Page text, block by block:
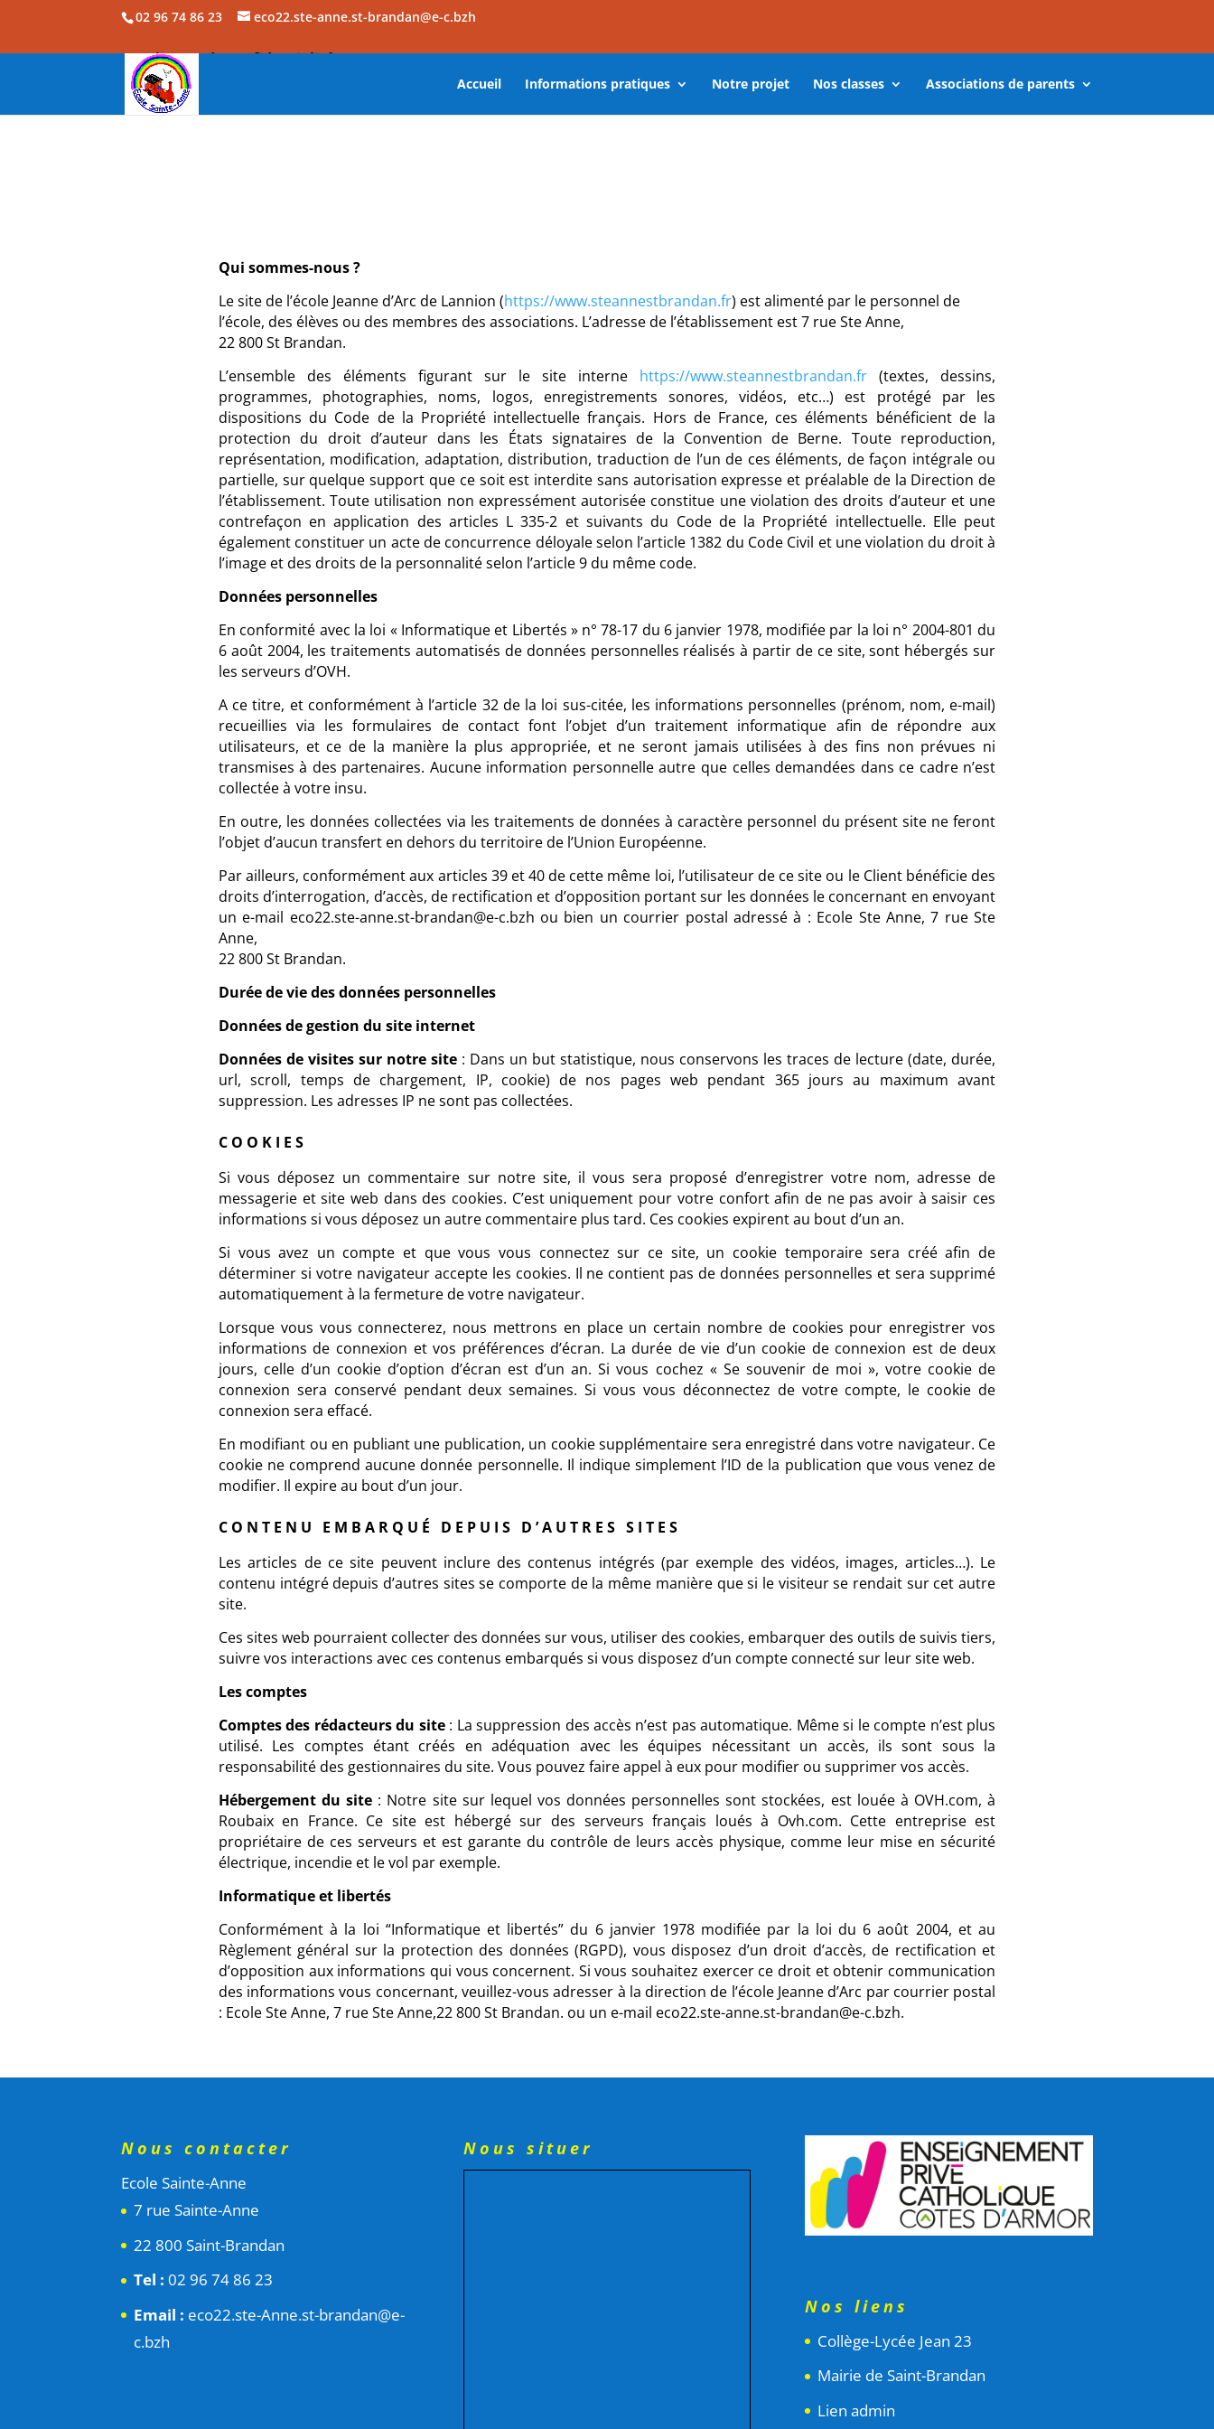
02 96 74 86 23 eco22.ste-anne.st-brandan@e-c.bzh
Accueil Informations pratiques Notre projet Nos classes Associations de parents
Politique de confidentialité
Qui sommes-nous ?
Le site de l’école Jeanne d’Arc de Lannion (https://www.steannestbrandan.fr) est alimenté par le personnel de
l’école, des élèves ou des membres des associations. L’adresse de l’établissement est 7 rue Ste Anne,
22 800 St Brandan.
L’ensemble des éléments figurant sur le site interne https://www.steannestbrandan.fr (textes, dessins,
programmes, photographies, noms, logos, enregistrements sonores, vidéos, etc…) est protégé par les
dispositions du Code de la Propriété intellectuelle français. Hors de France, ces éléments bénéficient de la
protection du droit d’auteur dans les États signataires de la Convention de Berne. Toute reproduction,
représentation, modification, adaptation, distribution, traduction de l’un de ces éléments, de façon intégrale ou
partielle, sur quelque support que ce soit est interdite sans autorisation expresse et préalable de la Direction de
l’établissement. Toute utilisation non expressément autorisée constitue une violation des droits d’auteur et une
contrefaçon en application des articles L 335-2 et suivants du Code de la Propriété intellectuelle. Elle peut
également constituer un acte de concurrence déloyale selon l’article 1382 du Code Civil et une violation du droit à
l’image et des droits de la personnalité selon l’article 9 du même code.
Données personnelles
En conformité avec la loi « Informatique et Libertés » n° 78-17 du 6 janvier 1978, modifiée par la loi n° 2004-801 du
6 août 2004, les traitements automatisés de données personnelles réalisés à partir de ce site, sont hébergés sur
les serveurs d’OVH.
A ce titre, et conformément à l’article 32 de la loi sus-citée, les informations personnelles (prénom, nom, e-mail)
recueillies via les formulaires de contact font l’objet d’un traitement informatique afin de répondre aux
utilisateurs, et ce de la manière la plus appropriée, et ne seront jamais utilisées à des fins non prévues ni
transmises à des partenaires. Aucune information personnelle autre que celles demandées dans ce cadre n’est
collectée à votre insu.
En outre, les données collectées via les traitements de données à caractère personnel du présent site ne feront
l’objet d’aucun transfert en dehors du territoire de l’Union Européenne.
Par ailleurs, conformément aux articles 39 et 40 de cette même loi, l’utilisateur de ce site ou le Client bénéficie des
droits d’interrogation, d’accès, de rectification et d’opposition portant sur les données le concernant en envoyant
un e-mail eco22.ste-anne.st-brandan@e-c.bzh ou bien un courrier postal adressé à : Ecole Ste Anne, 7 rue Ste
Anne,
22 800 St Brandan.
Durée de vie des données personnelles
Données de gestion du site internet
Données de visites sur notre site: Dans un but statistique, nous conservons les traces de lecture (date, durée,
url, scroll, temps de chargement, IP, cookie) de nos pages web pendant 365 jours au maximum avant
suppression. Les adresses IP ne sont pas collectées.
COOKIES
Si vous déposez un commentaire sur notre site, il vous sera proposé d’enregistrer votre nom, adresse de
messagerie et site web dans des cookies. C’est uniquement pour votre confort afin de ne pas avoir à saisir ces
informations si vous déposez un autre commentaire plus tard. Ces cookies expirent au bout d’un an.
Si vous avez un compte et que vous vous connectez sur ce site, un cookie temporaire sera créé afin de
déterminer si votre navigateur accepte les cookies. Il ne contient pas de données personnelles et sera supprimé
automatiquement à la fermeture de votre navigateur.
Lorsque vous vous connecterez, nous mettrons en place un certain nombre de cookies pour enregistrer vos
informations de connexion et vos préférences d’écran. La durée de vie d’un cookie de connexion est de deux
jours, celle d’un cookie d’option d’écran est d’un an. Si vous cochez « Se souvenir de moi », votre cookie de
connexion sera conservé pendant deux semaines. Si vous vous déconnectez de votre compte, le cookie de
connexion sera effacé.
En modifiant ou en publiant une publication, un cookie supplémentaire sera enregistré dans votre navigateur. Ce
cookie ne comprend aucune donnée personnelle. Il indique simplement l’ID de la publication que vous venez de
modifier. Il expire au bout d’un jour.
CONTENU EMBARQUÉ DEPUIS D’AUTRES SITES
Les articles de ce site peuvent inclure des contenus intégrés (par exemple des vidéos, images, articles…). Le
contenu intégré depuis d’autres sites se comporte de la même manière que si le visiteur se rendait sur cet autre
site.
Ces sites web pourraient collecter des données sur vous, utiliser des cookies, embarquer des outils de suivis tiers,
suivre vos interactions avec ces contenus embarqués si vous disposez d’un compte connecté sur leur site web.
Les comptes
Comptes des rédacteurs du site: La suppression des accès n’est pas automatique. Même si le compte n’est plus
utilisé. Les comptes étant créés en adéquation avec les équipes nécessitant un accès, ils sont sous la
responsabilité des gestionnaires du site. Vous pouvez faire appel à eux pour modifier ou supprimer vos accès.
Hébergement du site : Notre site sur lequel vos données personnelles sont stockées, est louée à OVH.com, à
Roubaix en France. Ce site est hébergé sur des serveurs français loués à Ovh.com. Cette entreprise est
propriétaire de ces serveurs et est garante du contrôle de leurs accès physique, comme leur mise en sécurité
électrique, incendie et le vol par exemple.
Informatique et libertés
Conformément à la loi “Informatique et libertés” du 6 janvier 1978 modifiée par la loi du 6 août 2004, et au
Règlement général sur la protection des données (RGPD), vous disposez d’un droit d’accès, de rectification et
d’opposition aux informations qui vous concernent. Si vous souhaitez exercer ce droit et obtenir communication
des informations vous concernant, veuillez-vous adresser à la direction de l’école Jeanne d’Arc par courrier postal
: Ecole Ste Anne, 7 rue Ste Anne,22 800 St Brandan. ou un e-mail eco22.ste-anne.st-brandan@e-c.bzh.
Nous contacter
Ecole Sainte-Anne
7 rue Sainte-Anne
22 800 Saint-Brandan
Tel : 02 96 74 86 23
Email : eco22.ste-Anne.st-brandan@e-
c.bzh
Nous situer
Nos liens
Collège-Lycée Jean 23
Mairie de Saint-Brandan
Lien admin